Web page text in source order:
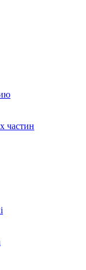
частин